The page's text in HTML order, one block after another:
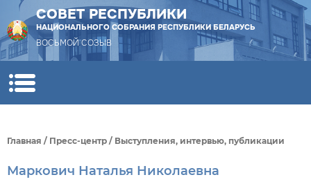
СОВЕТ РЕСПУБЛИКИ
НАЦИОНАЛЬНОГО СОБРАНИЯ РЕСПУБЛИКИ БЕЛАРУСЬ
ВОСЬМОЙ СОЗЫВ
Главная / Пресс-центр / Выступления, интервью, публикации
Маркович Наталья Николаевна